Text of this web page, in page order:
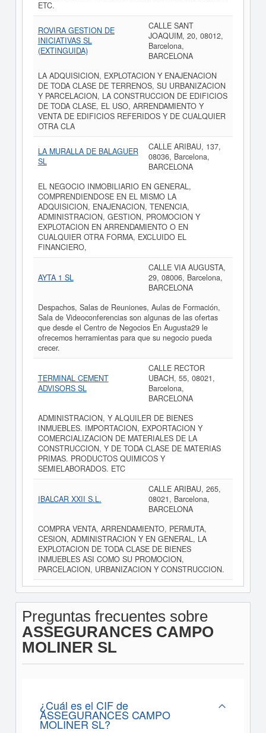
ETC.
ROVIRA GESTION DE
INICIATIVAS SL
(EXTINGUIDA)
CALLE SANT
JOAQUIM, 20, 08012,
Barcelona,
BARCELONA
LA ADQUISICION, EXPLOTACION Y ENAJENACION
DE TODA CLASE DE TERRENOS, SU URBANIZACION
Y PARCELACION, LA CONSTRUCCION DE EDIFICIOS
DE TODA CLASE, EL USO, ARRENDAMIENTO Y
VENTA DE EDIFICIOS REFERIDOS Y DE CUALQUIER
OTRA CLA
LA MURALLA DE BALAGUER
SL
CALLE ARIBAU, 137,
08036, Barcelona,
BARCELONA
EL NEGOCIO INMOBILIARIO EN GENERAL,
COMPRENDIENDOSE EN EL MISMO LA
ADQUISICION, ENAJENACION, TENENCIA,
ADMINISTRACION, GESTION, PROMOCION Y
EXPLOTACION EN ARRENDAMIENTO O EN
CUALQUIER OTRA FORMA, EXCLUIDO EL
FINANCIERO,
AYTA 1 SL
CALLE VIA AUGUSTA,
29, 08006, Barcelona,
BARCELONA
Despachos, Salas de Reuniones, Aulas de Formación,
Sala de Videoconferencias son algunas de las ofertas
que desde el Centro de Negocios En Augusta29 le
ofrecemos herramientas para que su negocio pueda
crecer.
TERMINAL CEMENT
ADVISORS SL
CALLE RECTOR
UBACH, 55, 08021,
Barcelona,
BARCELONA
ADMINISTRACION, Y ALQUILER DE BIENES
INMUEBLES. IMPORTACION, EXPORTACION Y
COMERCIALIZACION DE MATERIALES DE LA
CONSTRUCCION, Y DE TODA CLASE DE MATERIAS
PRIMAS. PRODUCTOS QUIMICOS Y
SEMIELABORADOS. ETC
IBALCAR XXII S.L.
CALLE ARIBAU, 265,
08021, Barcelona,
BARCELONA
COMPRA VENTA, ARRENDAMIENTO, PERMUTA,
CESION, ADMINISTRACION Y EN GENERAL, LA
EXPLOTACION DE TODA CLASE DE BIENES
INMUEBLES ASI COMO SU PROMOCION,
PARCELACION, URBANIZACION Y CONSTRUCCION.
Preguntas frecuentes sobre
ASSEGURANCES CAMPO
MOLINER SL
¿Cuál es el CIF de
ASSEGURANCES CAMPO
MOLINER SL?